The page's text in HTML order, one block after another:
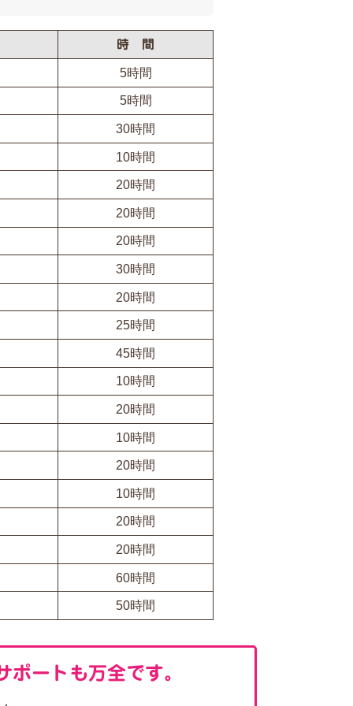
時 間
5時間
5時間
30時間
10時間
20時間
20時間
20時間
30時間
20時間
25時間
45時間
10時間
20時間
10時間
20時間
10時間
20時間
20時間
60時間
50時間
ポートも万全です。